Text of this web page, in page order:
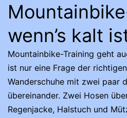
wenn’s kalt
Mountainbike-Training geht
ist nur eine Frage der
Wanderschuhe mit zwei paar
übereinander. Zwei Hosen
Regenjacke, Halstuch und